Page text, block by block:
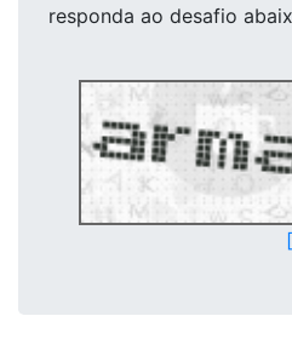
responda ao desafio